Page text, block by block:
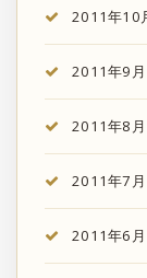
2011年10
2011年9月
2011年8月
2011年7月
2011年6月